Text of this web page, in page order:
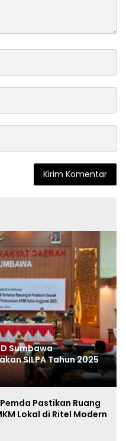
Sumbawa
SILPA Tahun 2025
Pastikan Ruang
Lokal di Ritel Modern